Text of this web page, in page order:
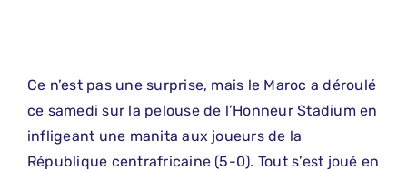
Ce n’est pas une surprise, mais le Maroc a déroulé
ce samedi sur la pelouse de l’Honneur Stadium en
infligeant une manita aux joueurs de la
République centrafricaine (5-0). Tout s’est joué en